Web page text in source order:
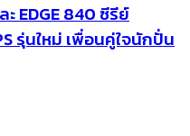
ะ EDGE 840 ซีรีย์
รุ่นใหม่ เพื่อนคู่ใจนักปั่น